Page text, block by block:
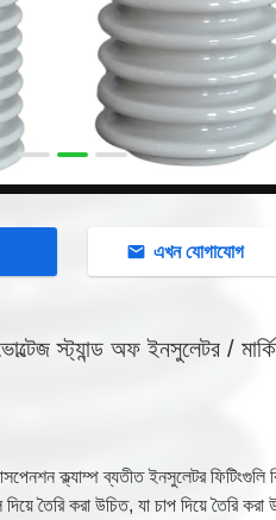
এখন যোগাযোগ
স্ট্যান্ড অফ ইনসুলেটর /
সাসপেনশন ক্ল্যাম্প ব্যতীত ইনসুলেটর
তৈরি করা উচিত, যা চাপ দিয়ে তৈরি করা